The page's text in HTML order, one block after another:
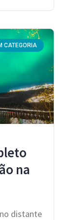
CATEGORIA
na
distante